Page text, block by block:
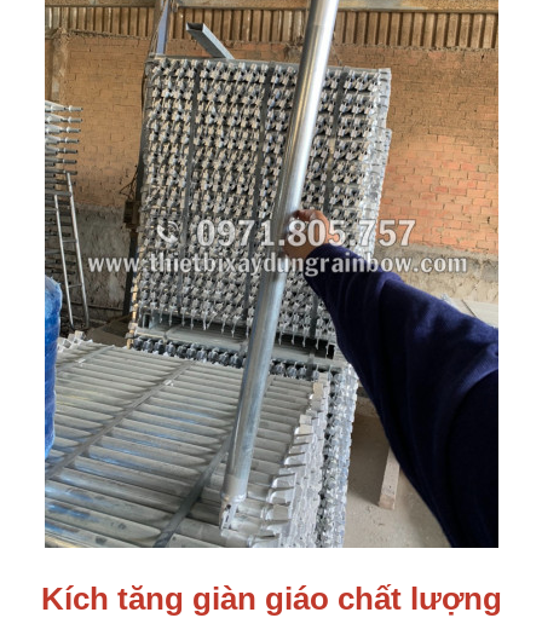
Kích tăng giàn giáo chất lượng